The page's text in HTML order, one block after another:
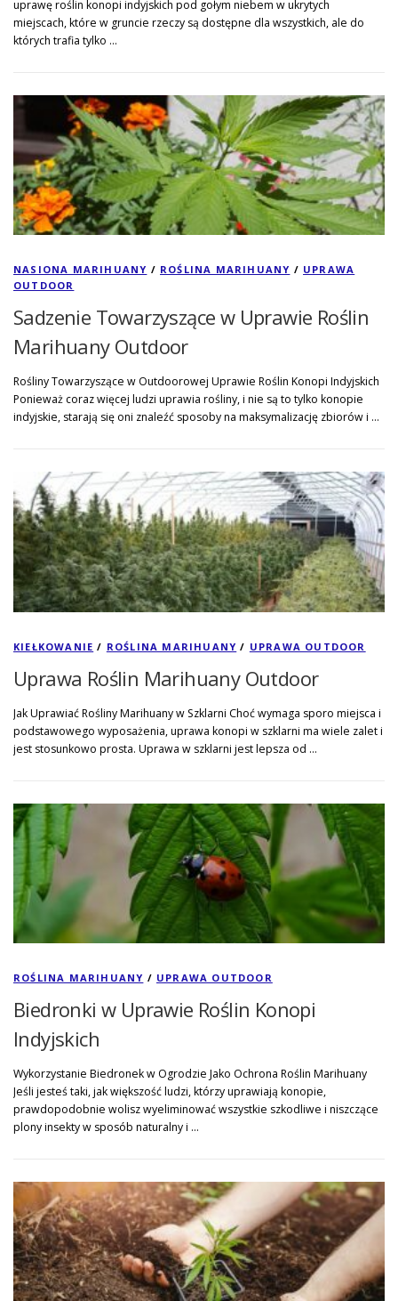
uprawę roślin konopi indyjskich pod gołym niebem w ukrytych
miejscach, które w gruncie rzeczy są dostępne dla wszystkich, ale do
których trafia tylko …
NASIONA MARIHUANY / ROŚLINA MARIHUANY / UPRAWA
OUTDOOR
Sadzenie Towarzyszące w Uprawie Roślin
Marihuany Outdoor
Rośliny Towarzyszące w Outdoorowej Uprawie Roślin Konopi Indyjskich
Ponieważ coraz więcej ludzi uprawia rośliny, i nie są to tylko konopie
indyjskie, starają się oni znaleźć sposoby na maksymalizację zbiorów i …
KIEŁKOWANIE / ROŚLINA MARIHUANY / UPRAWA OUTDOOR
Uprawa Roślin Marihuany Outdoor
Jak Uprawiać Rośliny Marihuany w Szklarni Choć wymaga sporo miejsca i
podstawowego wyposażenia, uprawa konopi w szklarni ma wiele zalet i
jest stosunkowo prosta. Uprawa w szklarni jest lepsza od …
ROŚLINA MARIHUANY / UPRAWA OUTDOOR
Biedronki w Uprawie Roślin Konopi
Indyjskich
Wykorzystanie Biedronek w Ogrodzie Jako Ochrona Roślin Marihuany
Jeśli jesteś taki, jak większość ludzi, którzy uprawiają konopie,
prawdopodobnie wolisz wyeliminować wszystkie szkodliwe i niszczące
plony insekty w sposób naturalny i …